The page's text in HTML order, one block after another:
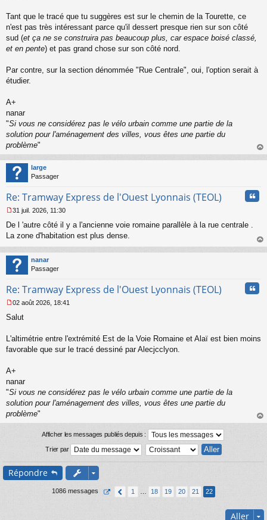
s
g
e
n
n
u
Tant que le tracé que tu suggères est sur le chemin de la Tourette, ce
n'est pas très intéressant parce qu'il dessert presque rien sur son côté
sud (et ça ne se construira pas beaucoup plus, car espace boisé classé,
et en pente) et pas grand chose sur son côté nord.
Par contre, sur la section dénommée "Rue Centrale", oui, l'option serait à
étudier.
A+
nanar
"Si vous ne considérez pas le vélo urbain comme une partie de la
solution pour l'aménagement des villes, vous êtes une partie du
problème"
au
large
Passager
Re: Tramway Express de l'Ouest Lyonnais (TEOL)
e
s
a
g
e
o
l
u
31 juil. 2026, 11:30
De l 'autre côté il y a l'ancienne voie romaine parallèle à la rue centrale .
La zone d'habitation est plus dense.
au
nanar
Passager
Re: Tramway Express de l'Ouest Lyonnais (TEOL)
e
s
g
n
o
n
u
02 août 2026, 18:41
Salut
L'altimétrie entre l'extrémité Est de la Voie Romaine et Alaï est bien moins
favorable que sur le tracé dessiné par Alecjcclyon.
A+
nanar
"Si vous ne considérez pas le vélo urbain comme une partie de la
solution pour l'aménagement des villes, vous êtes une partie du
problème"
au
Afficher les messages publiés depuis :
Trier par
Répondre
1086 messages 1 18 19 20 21 22
Aller